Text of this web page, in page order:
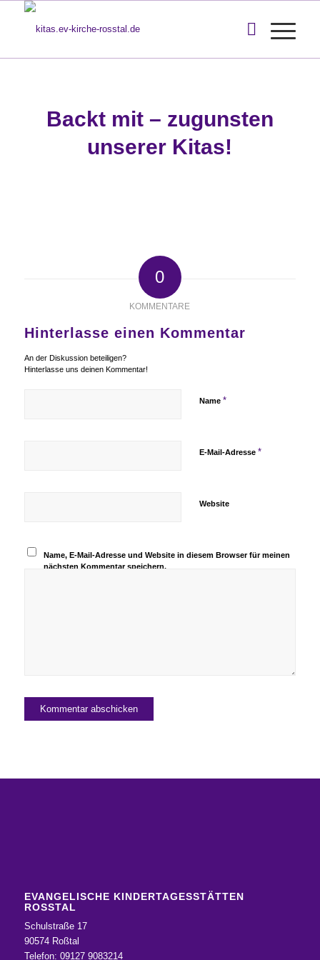
Backt mit – zugunsten
unserer Kitas!
0
KOMMENTARE
Hinterlasse einen Kommentar
An der Diskussion beteiligen?
Hinterlasse uns deinen Kommentar!
Name *
E-Mail-Adresse *
Website
Name, E-Mail-Adresse und Website in diesem Browser für meinen
nächsten Kommentar speichern.
EVANGELISCHE KINDERTAGESSTÄTTEN
ROSSTAL
Schulstraße 17
90574 Roßtal
Telefon: 09127 9083214